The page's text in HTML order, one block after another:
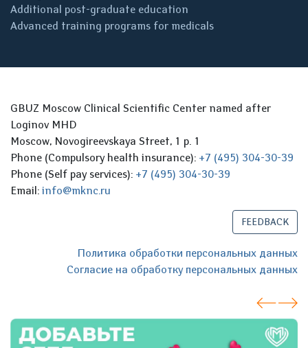
Additional post-graduate education
Advanced training programs for medicals
GBUZ Moscow Clinical Scientific Center named after
Loginov MHD
Moscow, Novogireevskaya Street, 1 p. 1
Phone (Compulsory health insurance): +7 (495) 304-30-39
Phone (Self pay services): +7 (495) 304-30-39
Email: info@mknc.ru
FEEDBACK
Политика обработки персональных данных
Согласие на обработку персональных данных